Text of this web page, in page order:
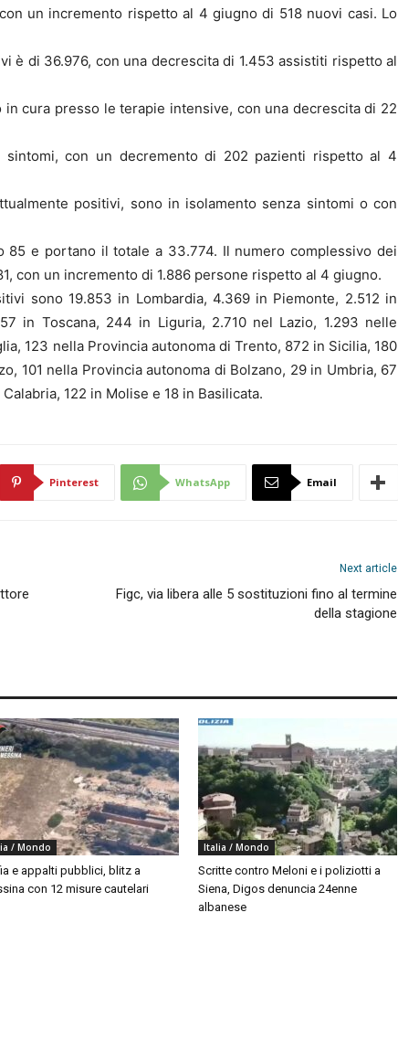
un incremento rispetto al 4 giugno di 518 nuovi casi. Lo
è di 36.976, con una decrescita di 1.453 assistiti rispetto al
cura presso le terapie intensive, con una decrescita di 22
sintomi, con un decremento di 202 pazienti rispetto al 4
positivi, sono in isolamento senza sintomi o con
85 e portano il totale a 33.774. Il numero complessivo dei
con un incremento di 1.886 persone rispetto al 4 giugno.
sono 19.853 in Lombardia, 4.369 in Piemonte, 2.512 in
in Toscana, 244 in Liguria, 2.710 nel Lazio, 1.293 nelle
123 nella Provincia autonoma di Trento, 872 in Sicilia, 180
101 nella Provincia autonoma di Bolzano, 29 in Umbria, 67
122 in Molise e 18 in Basilicata.
Pinterest WhatsApp Email
Next article
Figc, via libera alle 5 sostituzioni fino al termine
della stagione
/ Mondo
e appalti pubblici, blitz a
con 12 misure cautelari
Italia / Mondo
Scritte contro Meloni e i poliziotti a
Siena, Digos denuncia 24enne
albanese